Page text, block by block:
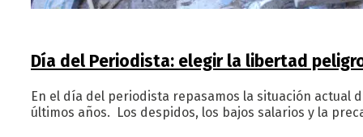
Día del Periodista: elegir la libertad
En el día del periodista repasamos la situación actual
últimos años. Los despidos, los bajos salarios y la